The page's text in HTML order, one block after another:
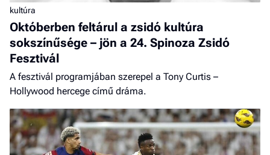
kultúra
Októberben feltárul a zsidó kultúra
sokszínűsége – jön a 24. Spinoza Zsidó
Fesztivál
A fesztivál programjában szerepel a Tony Curtis –
Hollywood hercege című dráma.